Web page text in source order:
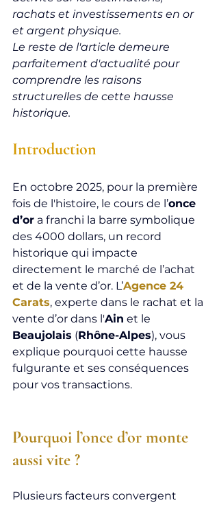
rachats et investissements en or
et argent physique.
Le reste de l'article demeure
parfaitement d'actualité pour
comprendre les raisons
structurelles de cette hausse
historique.
Introduction
En octobre 2025, pour la première
fois de l'histoire, le cours de l’once
d’or a franchi la barre symbolique
des 4000 dollars, un record
historique qui impacte
directement le marché de l’achat
et de la vente d’or. L’Agence 24
Carats, experte dans le rachat et la
vente d’or dans l'Ain et le
Beaujolais (Rhône-Alpes), vous
explique pourquoi cette hausse
fulgurante et ses conséquences
pour vos transactions.
Pourquoi l’once d’or monte
aussi vite ?
Plusieurs facteurs convergent